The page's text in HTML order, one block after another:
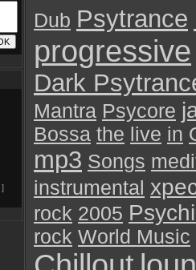
]
Dub Psytrance
progressive
Dark
Mantra Psycore
Bossa the live in
mp3 Songs
instrumental
rock 2005
rock World Music